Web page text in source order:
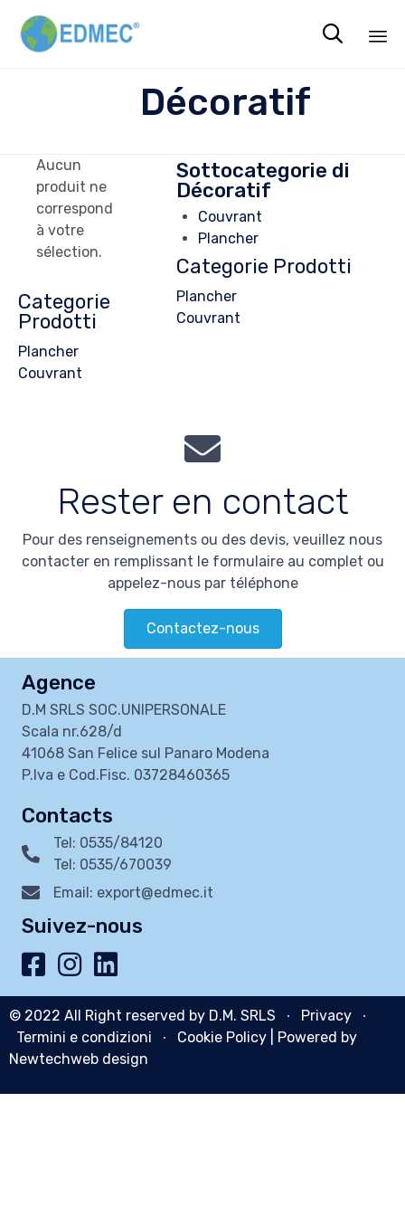

Décoratif
Sottocategorie di
Décoratif
Couvrant
Plancher
Categorie Prodotti
Plancher
Couvrant
Aucun
produit ne
correspond
à votre
sélection.
Categorie
Prodotti
Plancher
Couvrant
Rester en contact
Pour des renseignements ou des devis, veuillez nous
contacter en remplissant le formulaire au complet ou
appelez-nous par téléphone
Contactez-nous
Agence
D.M SRLS SOC.UNIPERSONALE
Scala nr.628/d
41068 San Felice sul Panaro Modena
P.Iva e Cod.Fisc. 03728460365
Contacts
Tel: 0535/84120
Tel: 0535/670039
Email: export@edmec.it
Suivez-nous
© 2022 All Right reserved by D.M. SRLS ∙ Privacy ∙
Termini e condizioni ∙ Cookie Policy | Powered by
Newtechweb design